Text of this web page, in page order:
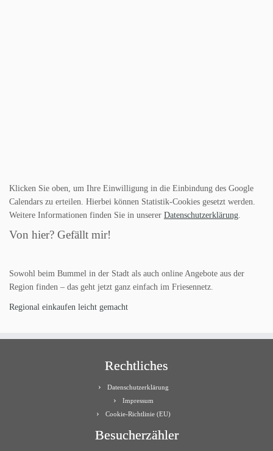
Klicken Sie oben, um Ihre Einwilligung in die Einbindung des Google
Calendars zu erteilen. Hierbei können Statistik-Cookies gesetzt werden.
Weitere Informationen finden Sie in unserer Datenschutzerklärung.
Von hier? Gefällt mir!
Sowohl beim Bummel in der Stadt als auch online Angebote aus der
Region finden – das geht jetzt ganz einfach im Friesennetz.
Regional einkaufen leicht gemacht
Rechtliches
Datenschutzerklärung
Impressum
Cookie-Richtlinie (EU)
Besucherzähler